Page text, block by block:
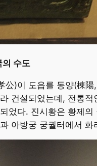
수도
)이 도읍를 동양(棟
건설되었는데, 전통
었다. 진시황은 황제
아방궁 궁궐터에서